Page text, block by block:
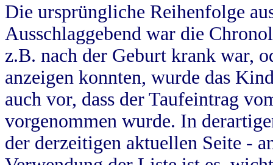
Die ursprüngliche Reihenfolge
Ausschlaggebend war die
z.B. nach der Geburt krank war,
anzeigen konnten, wurde das
auch vor, dass der Taufeintrag
vorgenommen wurde. In
der derzeitigen aktuellen Seite -